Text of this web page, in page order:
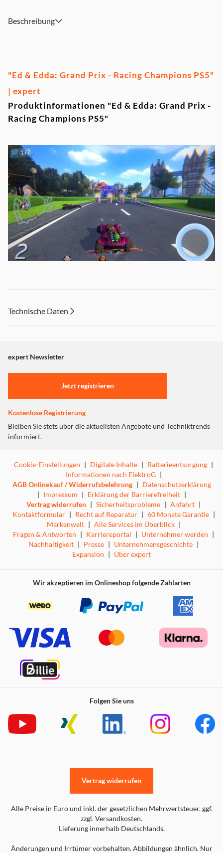
Beschreibung
"Ed & Edda: Grand Prix - Racing Champions PS5"
| expert
Produktinformationen "Ed & Edda: Grand Prix -
Racing Champions PS5"
berühmten Europa-Park Maskottchen Ed & Edda zum
fahren! Die Rennen führen die Spieler an verschiedene
bekannte Orte in ganz Europa, die sie in Einzelrennen,
Zeitfahren oder dem Grand Prix absolvieren müssen!
Jede Figur hat nicht nur ihren eigenen Rennwagen,
sondern auch individuelle Stärken und Schwächen, so dass
Doch Ed & Edda: GRAND PRIX - Racing Champions ist
nicht nur ein Spiel, das alleine viel Spaß macht: im Rennen
zu zweit, zu dritt oder sogar zu viert kann jede Familie
und jede Gruppe von Freunden ihre ganz eigenen
Erinnerungen in der Welt der Racing Champions schaffen
- denn auch bei Ed & Edda gilt: Ein gemeinsames Spiel
macht oft doppelt so viel Spaß!
Sprache gesprochen: German, English, French
Technische Daten
expert Newsletter
Jetzt registrieren
Kostenlose Registrierung
Bleiben Sie stets über die aktuellsten Angebote und Techniktrends
informiert.
Cookie-Einstellungen | Digitale Inhalte | Batterieentsorgung |
Informationen nach ElektroG |
AGB Onlinekauf / Widerrufsbelehrung | Datenschutzerklärung
| Impressum | Erklärung der Barrierefreiheit |
Vertrag widerrufen | Sicherheitsprobleme | Anfahrt |
Kontaktformular | Recht auf Reparatur | 60 Monate Garantie |
Markenwelt | Alle Services im Überblick |
Fragen & Antworten | Karriereportal | Unternehmer werden |
Nachhaltigkeit | Presse | Unternehmensgeschichte |
Expansion | Über expert
Wir akzeptieren im Onlineshop folgende Zahlarten
Folgen Sie uns
Alle Preise in Euro und inkl. der gesetzlichen Mehrwertsteuer. ggf.
zzgl. Versandkosten.
Lieferung innerhalb Deutschlands.
Änderungen und Irrtümer vorbehalten. Abbildungen ähnlich. Nur
Vertrag widerrufen